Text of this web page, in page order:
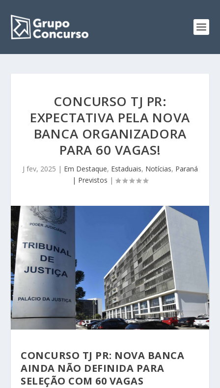
CONCURSO TJ PR:
EXPECTATIVA PELA NOVA
BANCA ORGANIZADORA
PARA 60 VAGAS!
J fev, 2025 | Em Destaque, Estaduais, Notícias, Paraná
| Previstos |
CONCURSO TJ PR: NOVA BANCA
AINDA NÃO DEFINIDA PARA
SELEÇÃO COM 60 VAGAS